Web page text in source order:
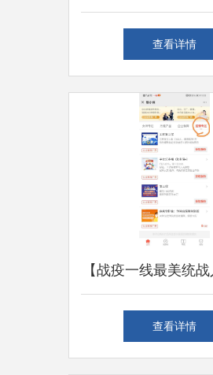
静间，找到生活的
查看详情
【战疫一线最美统
成 危难时刻见证民
查看详情